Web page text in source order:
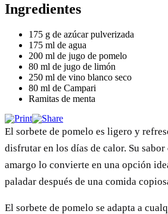
Ingredientes
175 g de azúcar pulverizada
175 ml de agua
200 ml de jugo de pomelo
80 ml de jugo de limón
250 ml de vino blanco seco
80 ml de Campari
Ramitas de menta
El sorbete de pomelo es ligero y
disfrutar en los días de calor. Su
amargo lo convierte en una opción
paladar después de una comida
El sorbete de pomelo se adapta a